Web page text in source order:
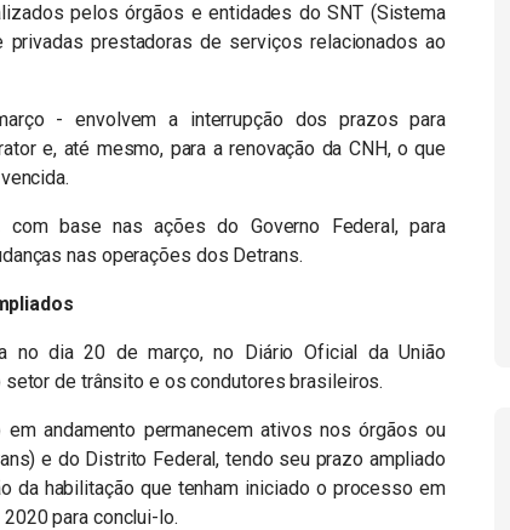
pelos órgãos e entidades do SNT (Sistema
prestadoras de serviços relacionados ao
- envolvem a interrupção dos prazos para
e, até mesmo, para a renovação da CNH, o que
base nas ações do Governo Federal, para
nas operações dos Detrans.
no dia 20 de março, no Diário Oficial da União
de trânsito e os condutores brasileiros.
andamento permanecem ativos nos órgãos ou
e do Distrito Federal, tendo seu prazo ampliado
da habilitação que tenham iniciado o processo em
para conclui-lo.